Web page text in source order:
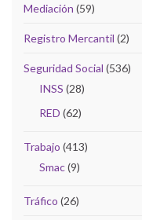
Mediación (59)
Registro Mercantil (2)
Seguridad Social (536)
INSS (28)
RED (62)
Trabajo (413)
Smac(9)
Tráfico (26)